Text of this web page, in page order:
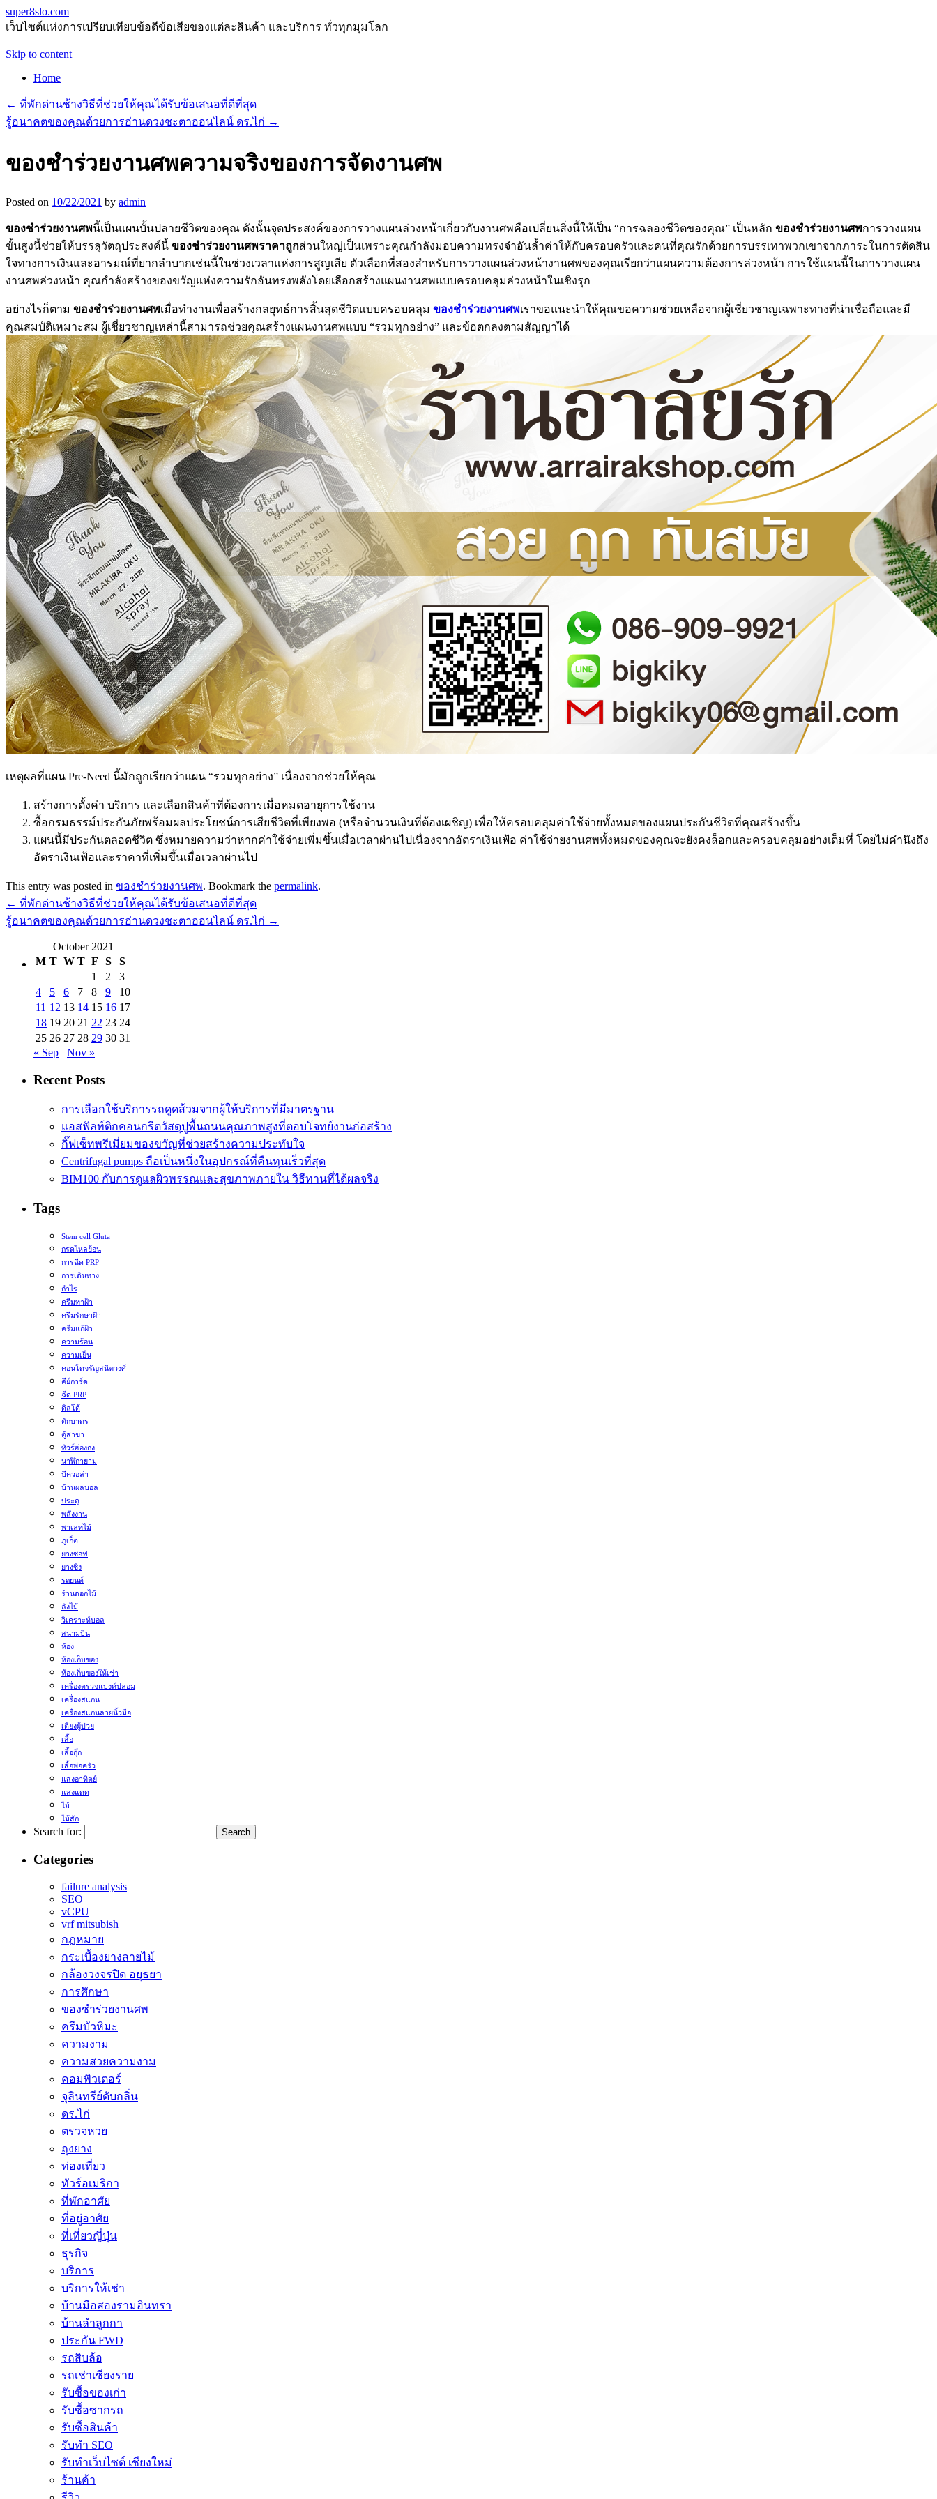
super8slo.com
เว็บไซต์แห่งการเปรียบเทียบข้อดีข้อเสียของแต่ละสินค้า และบริการ ทั่วทุกมุมโลก
Skip to content
Home
← ที่พักด่านช้างวิธีที่ช่วยให้คุณได้รับข้อเสนอที่ดีที่สุด
รู้อนาคตของคุณด้วยการอ่านดวงชะตาออนไลน์ ดร.ไก่ →
ของชำร่วยงานศพความจริงของการจัดงานศพ
Posted on 10/22/2021 by admin
ของชำร่วยงานศพนี้เป็นแผนบั้นปลายชีวิตของคุณ ดังนั้นจุดประสงค์ของการวางแผนล่วงหน้าเกี่ยวกับงานศพคือเปลี่ยนสิ่งนี้ให้เป็น “การฉลองชีวิตของคุณ” เป็นหลัก ของชำร่วยงานศพการวางแผน
ขั้นสูงนี้ช่วยให้บรรลุวัตถุประสงค์นี้ ของชำร่วยงานศพราคาถูกส่วนใหญ่เป็นเพราะคุณกำลังมอบความทรงจำอันล้ำค่าให้กับครอบครัวและคนที่คุณรักด้วยการบรรเทาพวกเขาจากภาระในการตัดสิน
ใจทางการเงินและอารมณ์ที่ยากลำบากเช่นนี้ในช่วงเวลาแห่งการสูญเสีย ตัวเลือกที่สองสำหรับการวางแผนล่วงหน้างานศพของคุณเรียกว่าแผนความต้องการล่วงหน้า การใช้แผนนี้ในการวางแผน
งานศพล่วงหน้า คุณกำลังสร้างของขวัญแห่งความรักอันทรงพลังโดยเลือกสร้างแผนงานศพแบบครอบคลุมล่วงหน้าในเชิงรุก
อย่างไรก็ตาม ของชำร่วยงานศพเมื่อทำงานเพื่อสร้างกลยุทธ์การสิ้นสุดชีวิตแบบครอบคลุม ของชำร่วยงานศพเราขอแนะนำให้คุณขอความช่วยเหลือจากผู้เชี่ยวชาญเฉพาะทางที่น่าเชื่อถือและมี
คุณสมบัติเหมาะสม ผู้เชี่ยวชาญเหล่านี้สามารถช่วยคุณสร้างแผนงานศพแบบ “รวมทุกอย่าง” และข้อตกลงตามสัญญาได้
เหตุผลที่แผน Pre-Need นี้มักถูกเรียกว่าแผน “รวมทุกอย่าง” เนื่องจากช่วยให้คุณ
สร้างการตั้งค่า บริการ และเลือกสินค้าที่ต้องการเมื่อหมดอายุการใช้งาน
ซื้อกรมธรรม์ประกันภัยพร้อมผลประโยชน์การเสียชีวิตที่เพียงพอ (หรือจำนวนเงินที่ต้องเผชิญ) เพื่อให้ครอบคลุมค่าใช้จ่ายทั้งหมดของแผนประกันชีวิตที่คุณสร้างขึ้น
แผนนี้มีประกันตลอดชีวิต ซึ่งหมายความว่าหากค่าใช้จ่ายเพิ่มขึ้นเมื่อเวลาผ่านไปเนื่องจากอัตราเงินเฟ้อ ค่าใช้จ่ายงานศพทั้งหมดของคุณจะยังคงล็อกและครอบคลุมอย่างเต็มที่ โดยไม่คำนึงถึง
อัตราเงินเฟ้อและราคาที่เพิ่มขึ้นเมื่อเวลาผ่านไป
This entry was posted in ของชำร่วยงานศพ. Bookmark the permalink.
← ที่พักด่านช้างวิธีที่ช่วยให้คุณได้รับข้อเสนอที่ดีที่สุด
รู้อนาคตของคุณด้วยการอ่านดวงชะตาออนไลน์ ดร.ไก่ →
October 2021
M T W T F S
S
1
2
3
4
5 6 7 8 9
10
11 12 13 14 15 16 17
18 19 20 21 22 23 24
25 26 27 28 29 30 31
« Sep
Nov »
Recent Posts
การเลือกใช้บริการรถดูดส้วมจากผู้ให้บริการที่มีมาตรฐาน
แอสฟัลท์ติกคอนกรีตวัสดุปูพื้นถนนคุณภาพสูงที่ตอบโจทย์งานก่อสร้าง
กิ๊ฟเซ็ทพรีเมี่ยมของขวัญที่ช่วยสร้างความประทับใจ
Centrifugal pumps ถือเป็นหนึ่งในอุปกรณ์ที่คืนทุนเร็วที่สุด
BIM100 กับการดูแลผิวพรรณและสุขภาพภายใน วิธีทานที่ได้ผลจริง
Tags
Stem cell Gluta
กรดไหลย้อน
การฉีด PRP
การเดินทาง
กำไร
ครีมทาฝ้า
ครีมรักษาฝ้า
ครีมแก้ฝ้า
ความร้อน
ความเย็น
คอนโดจรัญสนิทวงศ์
คีย์การ์ด
ฉีด PRP
ดิลโด้
ตักบาตร
ตู้สาขา
ทัวร์ฮ่องกง
นาฬิกายาม
บีควอล่า
บ้านผลบอล
ประตู
พลังงาน
พาเลทไม้
ภูเก็ต
ยางซอฟ
ยางซิ่ง
รถยนต์
ร้านดอกไม้
ลังไม้
วิเคราะห์บอล
สนามบิน
ห้อง
ห้องเก็บของ
ห้องเก็บของให้เช่า
เครื่องตรวจแบงค์ปลอม
เครื่องสแกน
เครื่องสแกนลายนิ้วมือ
เตียงผู้ป่วย
เสื้อ
เสื้อกุ๊ก
เสื้อพ่อครัว
แสงอาทิตย์
แสงแดด
ไม้
ไม้สัก
Search for:
Categories
failure analysis
SEO
vCPU
vrf mitsubish
กฎหมาย
กระเบื้องยางลายไม้
กล้องวงจรปิด อยุธยา
การศึกษา
ของชำร่วยงานศพ
ครีมบัวหิมะ
ความงาม
ความสวยความงาม
คอมพิวเตอร์
จุลินทรีย์ดับกลิ่น
ดร.ไก่
ตรวจหวย
ถุงยาง
ท่องเที่ยว
ทัวร์อเมริกา
ที่พักอาศัย
ที่อยู่อาศัย
ที่เที่ยวญี่ปุ่น
ธุรกิจ
บริการ
บริการให้เช่า
บ้านมือสองรามอินทรา
บ้านลำลูกกา
ประกัน FWD
รถสิบล้อ
รถเช่าเชียงราย
รับซื้อของเก่า
รับซื้อซากรถ
รับซื้อสินค้า
รับทำ SEO
รับทำเว็บไซต์ เชียงใหม่
ร้านค้า